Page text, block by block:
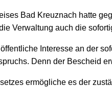
Bad Kreuznach hatte
Verwaltung auch die
Interesse an der
Denn der Bescheid
ermögliche es der